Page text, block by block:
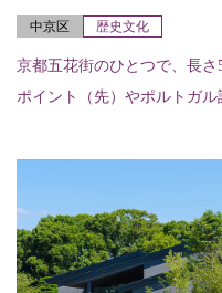
中京区 歴史文化
京都五花街のひとつで、長
ポイント（先）やポルトガル
四条河原町のにぎ...